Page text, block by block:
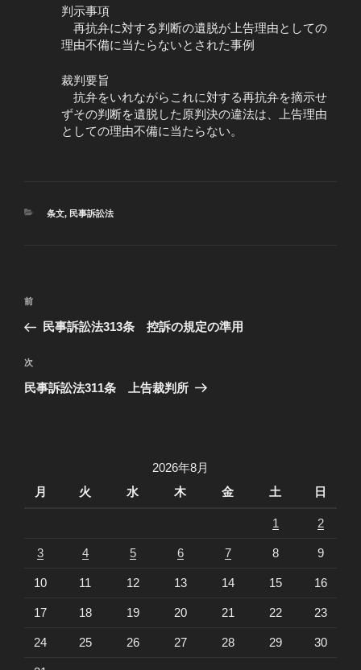
判示事項
再抗弁に対する判断の遺脱が上告理由としての
理由不備に当たらないとされた事例
裁判要旨
抗弁をいれながらこれに対する再抗弁を摘示せ
ずその判断を遺脱した原判決の違法は、上告理由
としての理由不備に当たらない。
カ
条文, 民事訴訟法
投
ビ
ゲ
過
去
投
稿
前
民事訴訟法313条 控訴の規定の準用
次
の
次
民事訴訟法311条 上告裁判所
2026年8月
月
火 水 木 金 土 日
1 2
3 4 5 6 7 8 9
10 11 12 13 14 15 16
17 18 19 20 21 22 23
24 25 26 27 28 29 30